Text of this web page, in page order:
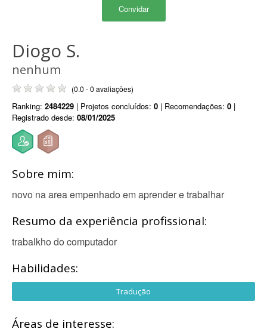
Convidar
Diogo S.
nenhum
(0.0 - 0 avaliações)
Ranking: 2484229 | Projetos concluídos: 0 | Recomendações: 0 |
Registrado desde: 08/01/2025
Sobre mim:
novo na area empenhado em aprender e trabalhar
Resumo da experiência profissional:
trabalkho do computador
Habilidades:
Tradução
Áreas de interesse: